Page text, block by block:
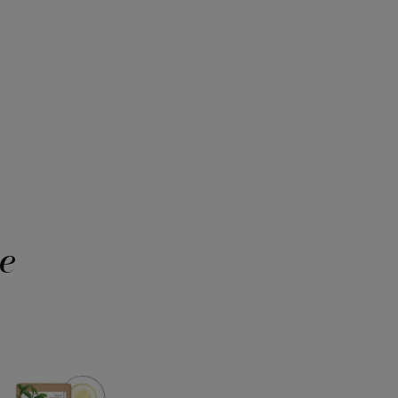
energetisierendes